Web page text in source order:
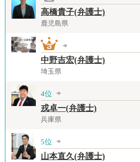
高橋貴子(弁護士)
鹿児島県
中野吉宏(弁護士)
埼玉県
4位
戎卓一(弁護士)
兵庫県
5位
山本直久(弁護士)